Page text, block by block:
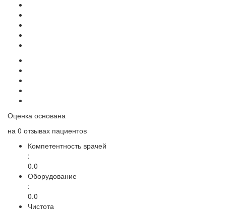
Оценка основана
на 0 отзывах пациентов
Компетентность врачей
:
0.0
Оборудование
:
0.0
Чистота